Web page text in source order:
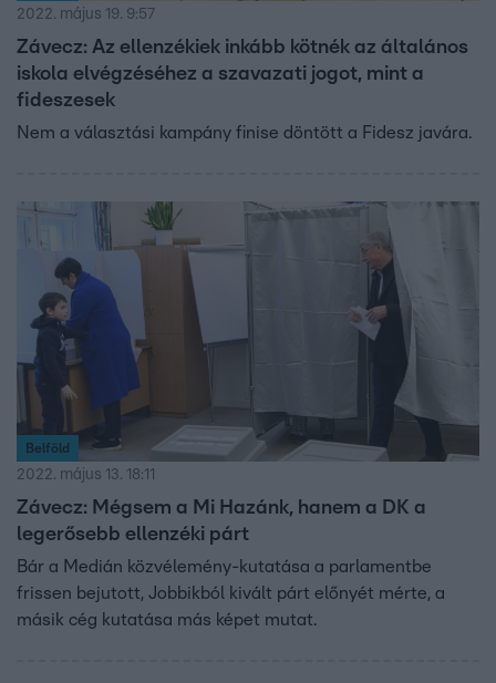
2022. május 19. 9:57
Závecz: Az ellenzékiek inkább kötnék az általános
iskola elvégzéséhez a szavazati jogot, mint a
fideszesek
Nem a választási kampány finise döntött a Fidesz javára.
Belföld
2022. május 13. 18:11
Závecz: Mégsem a Mi Hazánk, hanem a DK a
legerősebb ellenzéki párt
Bár a Medián közvélemény-kutatása a parlamentbe
frissen bejutott, Jobbikból kivált párt előnyét mérte, a
másik cég kutatása más képet mutat.